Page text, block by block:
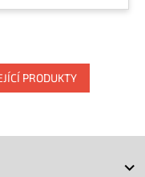
PRODUKTY